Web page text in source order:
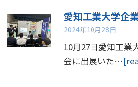
2024年10月28日
10月27日愛知工業
会に出展いた…